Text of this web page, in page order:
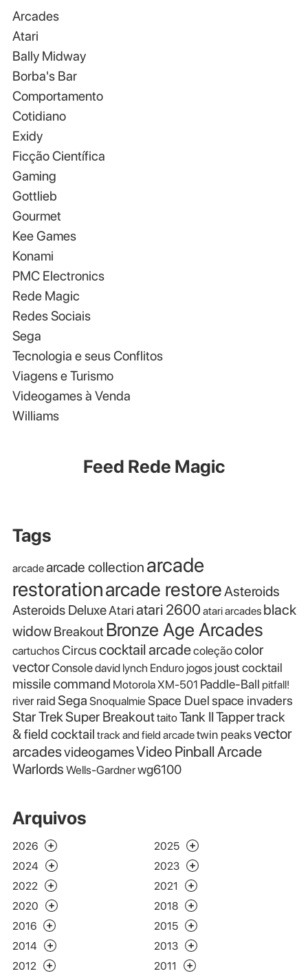
Arcades
Atari
Bally Midway
Borba's Bar
Comportamento
Cotidiano
Exidy
Ficção Científica
Gaming
Gottlieb
Gourmet
Kee Games
Konami
PMC Electronics
Rede Magic
Redes Sociais
Sega
Tecnologia e seus Conflitos
Viagens e Turismo
Videogames à Venda
Williams
Feed Rede Magic
Tags
arcadearcade collection arcade
restorationarcade restoreAsteroids
Asteroids DeluxeAtariatari 2600 atari arcades black
widowBreakoutBronze Age Arcades
cartuchosCircuscocktail arcadecoleçãocolor
vectorConsoledavid lynch Enduro jogos joust cocktail
missile command Motorola XM-501 Paddle-Ball pitfall!
river raidSega Snoqualmie Space Duelspace invaders
Star TrekSuper BreakouttaitoTank IITappertrack
& field cocktail track and field arcadetwin peaksvector
arcadesvideogamesVideo Pinball Arcade
Warlords Wells-Gardnerwg6100
Arquivos
2026
2025
2024
2023
2022
2021
2020
2018
2016
2015
2014
2013
2012
2011